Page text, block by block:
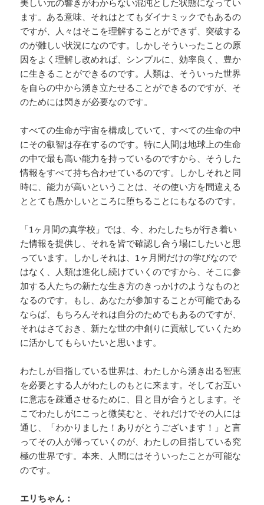
美しい元の響きがわからない混沌とした状態になってい
ます。ある意味、それはとてもダイナミックでもあるの
ですが、人々はそこを理解することができず、突破する
のが難しい状況になのです。しかしそういったことの原
因をよく理解し改めれば、シンプルに、効率良く、豊か
に生きることができるのです。人類は、そういった世界
を自らの中から湧き立たせることができるのですが、そ
のためには閃きが必要なのです。
すべての生命が宇宙を構成していて、すべての生命の中
にその叡智は存在するのです。特に人間は地球上の生命
の中で最も高い能力を持っているのですから、そうした
情報をすべて持ち合わせているのです。しかしそれと同
時に、能力が高いということは、その使い方を間違える
ととても愚かしいところに堕ちることにもなるのです。
「1ヶ月間の真学校」では、今、わたしたちが行き着い
た情報を提供し、それを皆で確認し合う場にしたいと思
っています。しかしそれは、1ヶ月間だけの学びなので
はなく、人類は進化し続けていくのですから、そこに参
加する人たちの新たな生き方のきっかけのようなものと
なるのです。もし、あなたが参加することが可能である
ならば、もちろんそれは自分のためでもあるのですが、
それはさておき、新たな世の中創りに貢献していくため
に活かしてもらいたいと思います。
わたしが目指している世界は、わたしから湧き出る智恵
を必要とする人がわたしのもとに来ます。そしてお互い
に意志を疎通させるために、目と目が合うとします。そ
こでわたしがにこっと微笑むと、それだけでその人には
通じ、「わかりました！ありがとうございます！」と言
ってその人が帰っていくのが、わたしの目指している究
極の世界です。本来、人間にはそういったことが可能な
のです。
エリちゃん：